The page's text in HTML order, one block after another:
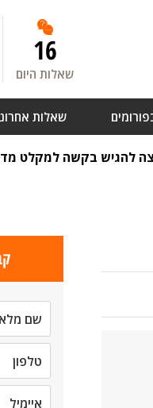
16
שאלות היום
שאלות
להגיש בקשה למקלט